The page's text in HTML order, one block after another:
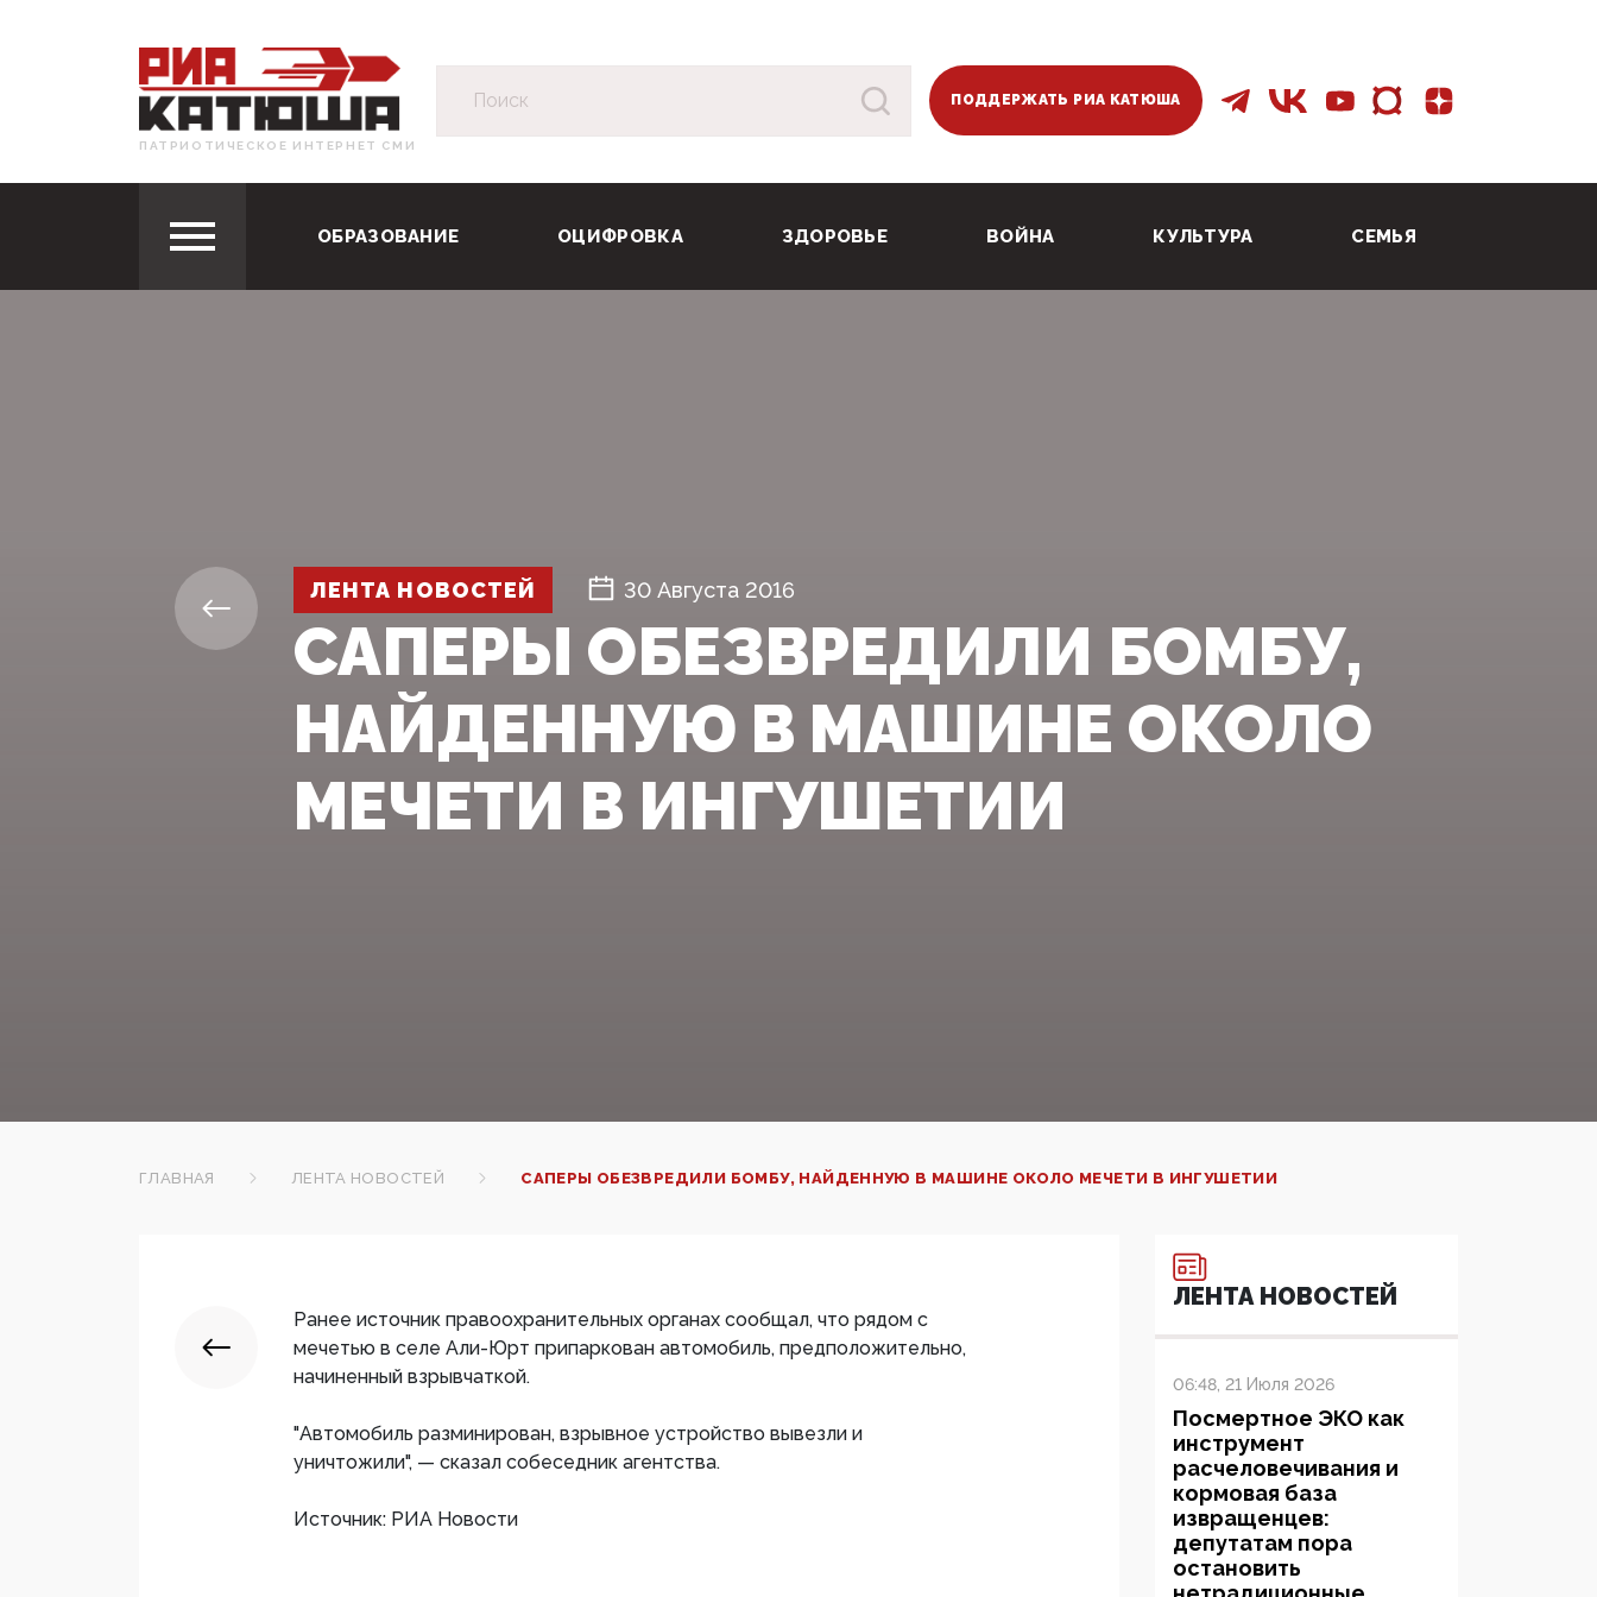
ПАТРИОТИЧЕСКОЕ ИНТЕРНЕТ СМИ
ПОДДЕРЖАТЬ РИА КАТЮША
ОБРАЗОВАНИЕ ОЦИФРОВКА ЗДОРОВЬЕ ВОЙНА КУЛЬТУРА СЕМЬЯ
ЛЕНТА НОВОСТЕЙ 30 Августа 2016
САПЕРЫ ОБЕЗВРЕДИЛИ БОМБУ,
НАЙДЕННУЮ В МАШИНЕ ОКОЛО
МЕЧЕТИ В ИНГУШЕТИИ
ГЛАВНАЯ ЛЕНТА НОВОСТЕЙ САПЕРЫ ОБЕЗВРЕДИЛИ БОМБУ, НАЙДЕННУЮ В МАШИНЕ ОКОЛО МЕЧЕТИ В ИНГУШЕТИИ
Ранее источник правоохранительных органах сообщал, что рядом с
мечетью в селе Али-Юрт припаркован автомобиль, предположительно,
начиненный взрывчаткой.
"Автомобиль разминирован, взрывное устройство вывезли и
уничтожили", — сказал собеседник агентства.
Источник: РИА Новости
ЛЕНТА НОВОСТЕЙ
06:48, 21 Июля 2026
Посмертное ЭКО как
инструмент
расчеловечивания и
кормовая база
извращенцев:
депутатам пора
остановить